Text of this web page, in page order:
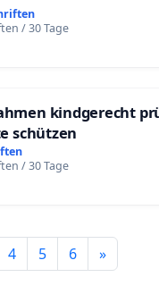
/ 30 Tage
kindgerecht
schützen
/ 30 Tage
4 5 6 »